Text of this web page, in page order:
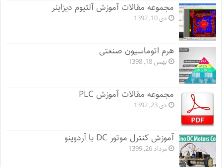
مجموعه مقالات آموزش آلتیوم دیزاینر
دی 10, 1392
هرم اتوماسیون صنعتی
بهمن 18, 1398
مجموعه مقالات آموزش PLC
دی 23, 1392
آموزش کنترل موتور DC با آردوینو
مرداد 26, 1399